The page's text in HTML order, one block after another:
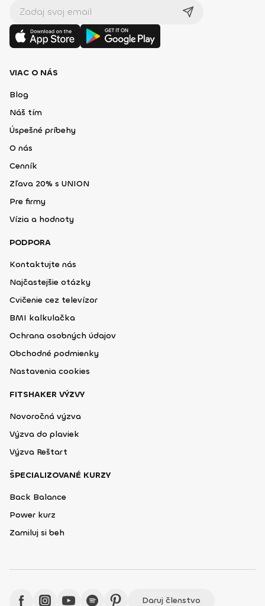
VIAC O NÁS
Blog
Náš tím
Úspešné príbehy
O nás
Cenník
Zľava 20% s UNION
Pre firmy
Vízia a hodnoty
PODPORA
Kontaktujte nás
Najčastejšie otázky
Cvičenie cez televízor
BMI kalkulačka
Ochrana osobných údajov
Obchodné podmienky
Nastavenia cookies
FITSHAKER VÝZVY
Novoročná výzva
Výzva do plaviek
Výzva Reštart
ŠPECIALIZOVANÉ KURZY
Back Balance
Power kurz
Zamiluj si beh
Daruj členstvo